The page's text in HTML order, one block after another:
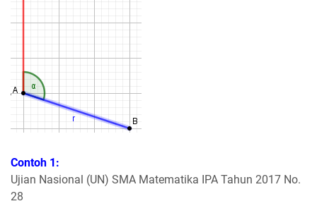
Contoh 1:
Ujian Nasional (UN) SMA Matematika IPA Tahun 2017 No.
28